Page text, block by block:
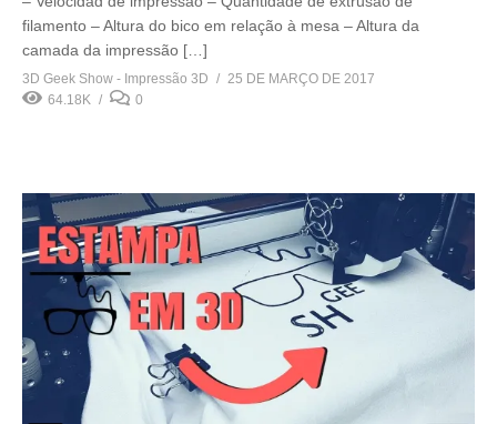
filamento – Altura do bico em relação à mesa – Altura da
camada da impressão […]
3D Geek Show - Impressão 3D
25 DE MARÇO DE 2017
64.18K
0